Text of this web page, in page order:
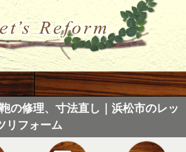
の修理、寸法直し｜浜松市のレッ
リフォーム